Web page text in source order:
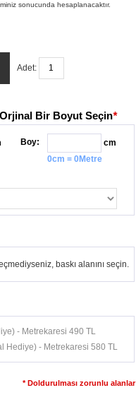
sonucunda hesaplanacaktır.
Adet:
Bir Boyut Seçin*
Boy:
cm
0cm = 0Metre
- Metrekaresi 490 TL
Hediye) - Metrekaresi 580 TL
* Doldurulması zorunlu alanlar
baskı alanını seçin.